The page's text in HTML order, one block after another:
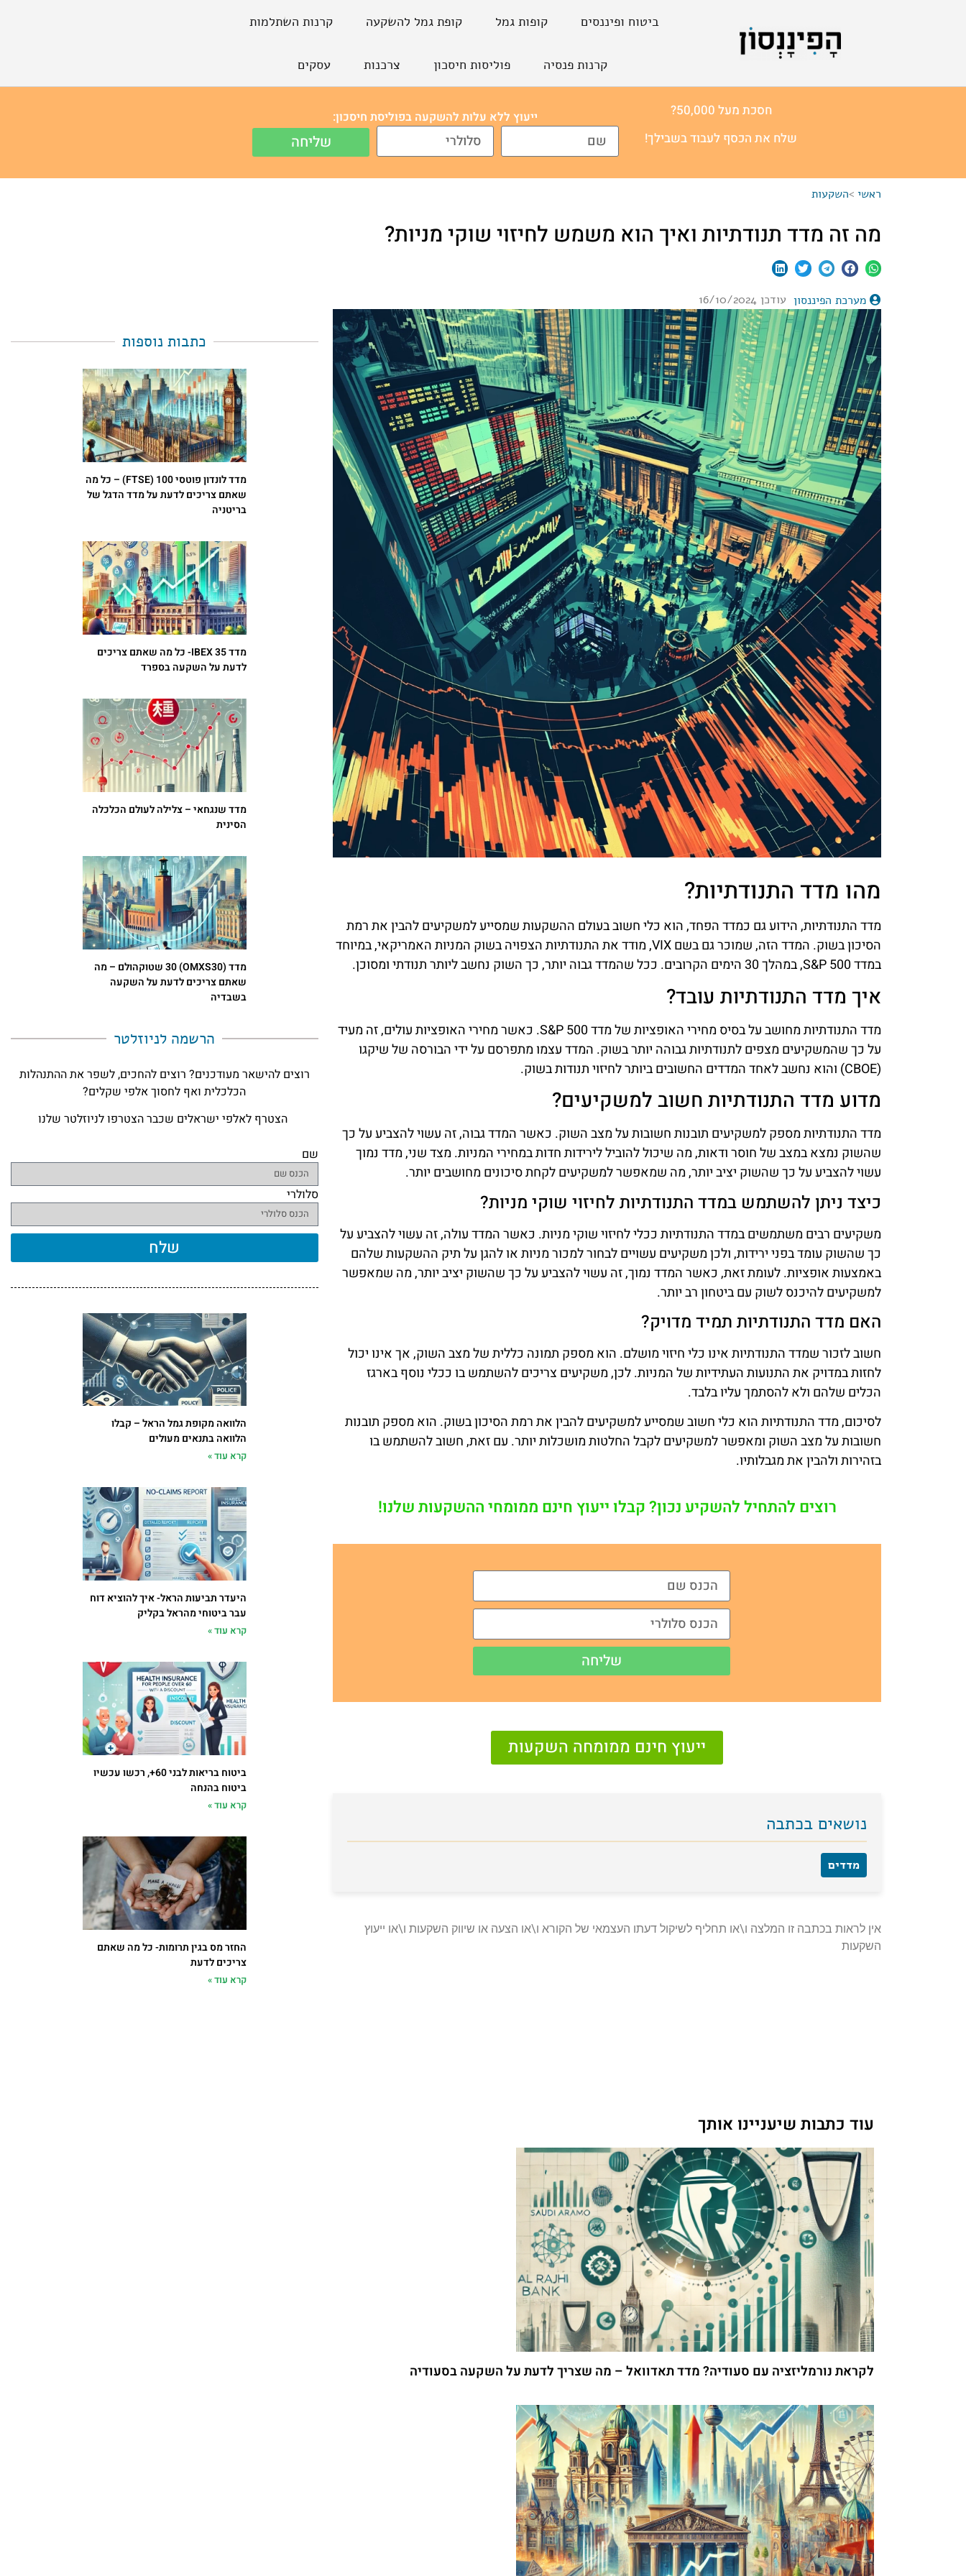
ביטוח ופיננסים קופות גמל קופת גמל להשקעה קרנות השתלמות
קרנות פנסיה פוליסות חיסכון צרכנות עסקים
חסכת מעל 50,000?
שלח את הכסף לעבוד בשבילך!
ייעוץ ללא עלות להשקעה בפוליסת חיסכון:
שליחה
ראשי>השקעות
מה זה מדד תנודתיות ואיך הוא משמש לחיזוי שוקי מניות?
מערכת הפיננסון עודכן 16/10/2024
מהו מדד התנודתיות?
מדד התנודתיות, הידוע גם כמדד הפחד, הוא כלי חשוב בעולם ההשקעות שמסייע למשקיעים להבין את רמת
הסיכון בשוק. המדד הזה, שמוכר גם בשם VIX, מודד את התנודתיות הצפויה בשוק המניות האמריקאי, במיוחד
במדד S&P 500, במהלך 30 הימים הקרובים. ככל שהמדד גבוה יותר, כך השוק נחשב ליותר תנודתי ומסוכן.
איך מדד התנודתיות עובד?
מדד התנודתיות מחושב על בסיס מחירי האופציות של מדד S&P 500. כאשר מחירי האופציות עולים, זה מעיד
על כך שהמשקיעים מצפים לתנודתיות גבוהה יותר בשוק. המדד עצמו מתפרסם על ידי הבורסה של שיקגו
(CBOE) והוא נחשב לאחד המדדים החשובים ביותר לחיזוי תנודות בשוק.
מדוע מדד התנודתיות חשוב למשקיעים?
מדד התנודתיות מספק למשקיעים תובנות חשובות על מצב השוק. כאשר המדד גבוה, זה עשוי להצביע על כך
שהשוק נמצא במצב של חוסר ודאות, מה שיכול להוביל לירידות חדות במחירי המניות. מצד שני, מדד נמוך
עשוי להצביע על כך שהשוק יציב יותר, מה שמאפשר למשקיעים לקחת סיכונים מחושבים יותר.
כיצד ניתן להשתמש במדד התנודתיות לחיזוי שוקי מניות?
משקיעים רבים משתמשים במדד התנודתיות ככלי לחיזוי שוקי מניות. כאשר המדד עולה, זה עשוי להצביע על
כך שהשוק עומד בפני ירידות, ולכן משקיעים עשויים לבחור למכור מניות או להגן על תיק ההשקעות שלהם
באמצעות אופציות. לעומת זאת, כאשר המדד נמוך, זה עשוי להצביע על כך שהשוק יציב יותר, מה שמאפשר
למשקיעים להיכנס לשוק עם ביטחון רב יותר.
האם מדד התנודתיות תמיד מדויק?
חשוב לזכור שמדד התנודתיות אינו כלי חיזוי מושלם. הוא מספק תמונה כללית של מצב השוק, אך אינו יכול
לחזות במדויק את התנועות העתידיות של המניות. לכן, משקיעים צריכים להשתמש בו ככלי נוסף בארגז
הכלים שלהם ולא להסתמך עליו בלבד.
לסיכום, מדד התנודתיות הוא כלי חשוב שמסייע למשקיעים להבין את רמת הסיכון בשוק. הוא מספק תובנות
חשובות על מצב השוק ומאפשר למשקיעים לקבל החלטות מושכלות יותר. עם זאת, חשוב להשתמש בו
בזהירות ולהבין את מגבלותיו.
רוצים להתחיל להשקיע נכון? קבלו ייעוץ חינם ממומחי ההשקעות שלנו!
שליחה
ייעוץ חינם ממומחה השקעות
נושאים בכתבה
מדדים
אין לראות בכתבה זו המלצה ו\או תחליף לשיקול דעתו העצמאי של הקורא ו\או הצעה או שיווק השקעות ו\או ייעוץ
השקעות
עוד כתבות שיעניינו אותך
לקראת נורמליזציה עם סעודיה? מדד תאדוואל – מה שצריך לדעת על השקעה בסעודיה
כתבות נוספות
מדד לונדון פוטסי 100 (FTSE) – כל מה
שאתם צריכים לדעת על מדד הדגל של
בריטניה
מדד IBEX 35- כל מה שאתם צריכים
לדעת על השקעה בספרד
מדד שנגחאי – צלילה לעולם הכלכלה
הסינית
מדד (OMXS30) 30 שטוקהולם – מה
שאתם צריכים לדעת על השקעה
בשבדיה
הרשמה לניוזלטר​
רוצים להישאר מעודכנים? רוצים להחכים, לשפר את ההתנהלות
הכלכלית ואף לחסוך אלפי שקלים?
הצטרף לאלפי ישראלים שכבר הצטרפו לניוזלטר שלנו
שם
סלולרי
שלח
הלוואה מקופת גמל הראל – קבלו
הלוואה בתנאים מעולים
קרא עוד »
היעדר תביעות הראל- איך להוציא דוח
עבר ביטוחי מהראל בקליק
קרא עוד »
ביטוח בריאות לבני 60+, רכשו עכשיו
ביטוח בהנחה
קרא עוד »
החזר מס בגין תרומות- כל מה שאתם
צריכים לדעת
קרא עוד »